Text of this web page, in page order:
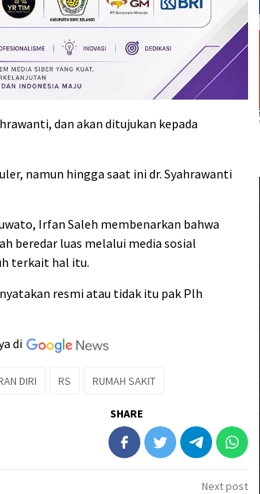
dan akan ditujukan kepada
namun hingga saat ini dr. Syahrawanti
Irfan Saleh membenarkan bahwa
beredar luas melalui media sosial
terkait hal itu.
resmi atau tidak itu pak Plh
di
DIRI RS RUMAH SAKIT
SHARE
Next post